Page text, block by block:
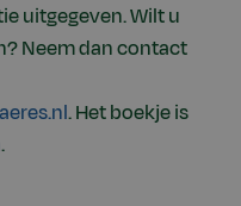
uitgegeven. Wilt u
Neem dan contact
. Het boekje is
.